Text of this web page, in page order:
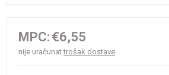
MPC: €6,55
nije uračunattrošak dostave